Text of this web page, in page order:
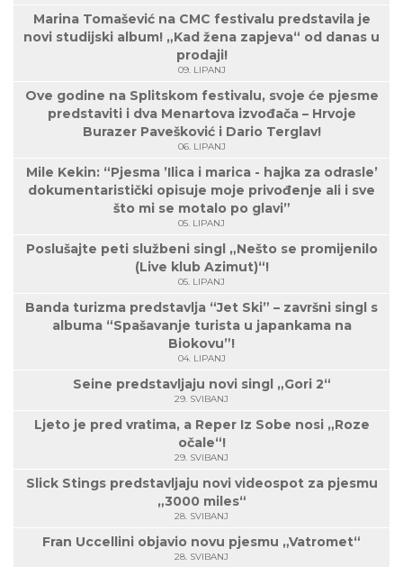
Marina Tomašević na CMC festivalu predstavila je
novi studijski album! „Kad žena zapjeva“ od danas u
prodaji!
09. LIPANJ
Ove godine na Splitskom festivalu, svoje će pjesme
predstaviti i dva Menartova izvođača – Hrvoje
Burazer Pavešković i Dario Terglav!
06. LIPANJ
Mile Kekin: “Pjesma ’Ilica i marica - hajka za odrasle’
dokumentaristički opisuje moje privođenje ali i sve
što mi se motalo po glavi”
05. LIPANJ
Poslušajte peti službeni singl „Nešto se promijenilo
(Live klub Azimut)“!
05. LIPANJ
Banda turizma predstavlja “Jet Ski” – završni singl s
albuma “Spašavanje turista u japankama na
Biokovu”!
04. LIPANJ
Seine predstavljaju novi singl „Gori 2“
29. SVIBANJ
Ljeto je pred vratima, a Reper Iz Sobe nosi „Roze
očale“!
29. SVIBANJ
Slick Stings predstavljaju novi videospot za pjesmu
„3000 miles“
28. SVIBANJ
Fran Uccellini objavio novu pjesmu „Vatromet“
28. SVIBANJ